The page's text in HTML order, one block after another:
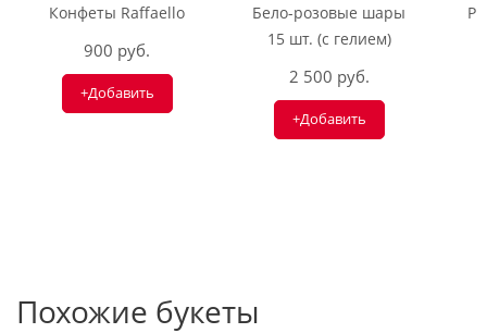
Конфеты Raffaello
900 руб.
+Добавить
Бело-розовые шары
15 шт. (с гелием)
2 500 руб.
+Добавить
Похожие букеты